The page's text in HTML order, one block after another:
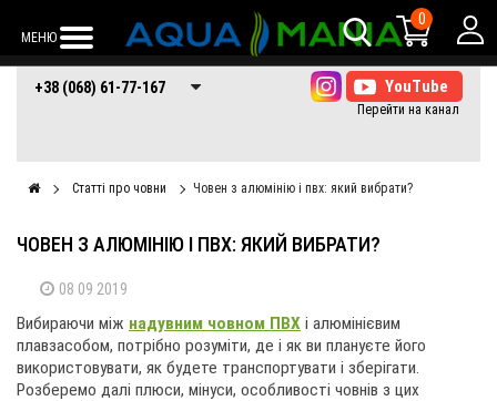
МЕНЮ
0
+38 (068) 61-77-
167
+38 (066) 61-77-+38 (073) 61-77-
167
+38 (068) 61-77-167
Статті про човни Човен з алюмінію і пвх: який вибрати?
ЧОВЕН З АЛЮМІНІЮ І ПВХ: ЯКИЙ ВИБРАТИ?
08 09 2019
Вибираючи між надувним човном ПВХ і алюмінієвим
плавзасобом, потрібно розуміти, де і як ви плануєте його
використовувати, як будете транспортувати і зберігати.
Розберемо далі плюси, мінуси, особливості човнів з цих